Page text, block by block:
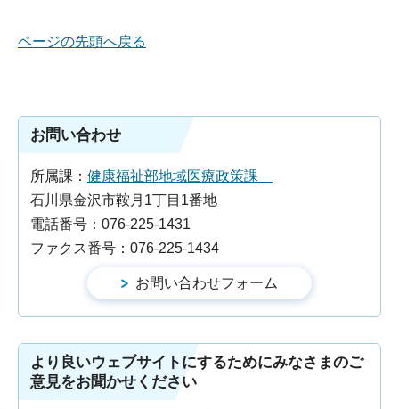
ページの先頭へ戻る
お問い合わせ
所属課： 健康福祉部地域医療政策課
石川県金沢市鞍月1丁目1番地
電話番号：076-225-1431
ファクス番号：076-225-1434
より良いウェブサイトにするためにみなさまのご
意見をお聞かせください